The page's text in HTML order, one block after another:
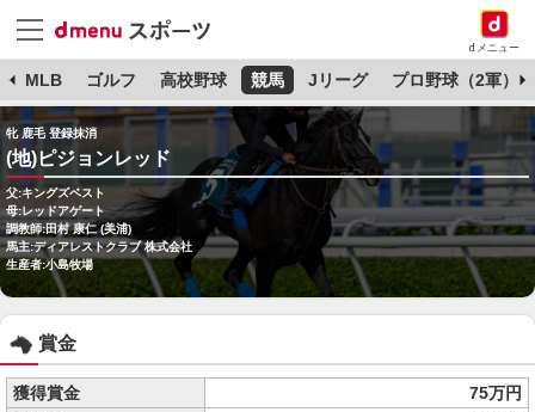
dメニュー
MLB ゴルフ 高校野球 競馬 Jリーグ プロ野球（2軍）
牝 鹿毛 登録抹消
(地)ピジョンレッド
父:キングズベスト
母:レッドアゲート
調教師:田村 康仁 (美浦)
馬主:ディアレストクラブ 株式会社
生産者:小島牧場
賞金
獲得賞金
75万円